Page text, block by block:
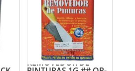
REMOVEDOR DE